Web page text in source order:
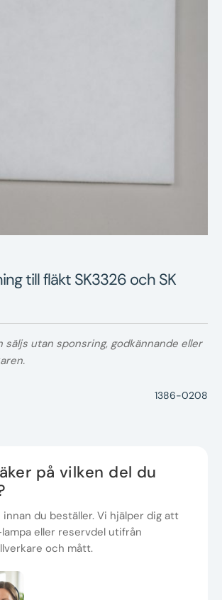
till fläkt SK3326 och SK
säljs utan sponsring, godkännande eller
1386-0208
på vilken del du
du beställer. Vi hjälper dig att
eller reservdel utifrån
och mått.